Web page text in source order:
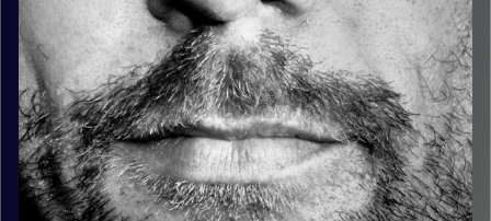
קרדיט תמונות: David Goehring